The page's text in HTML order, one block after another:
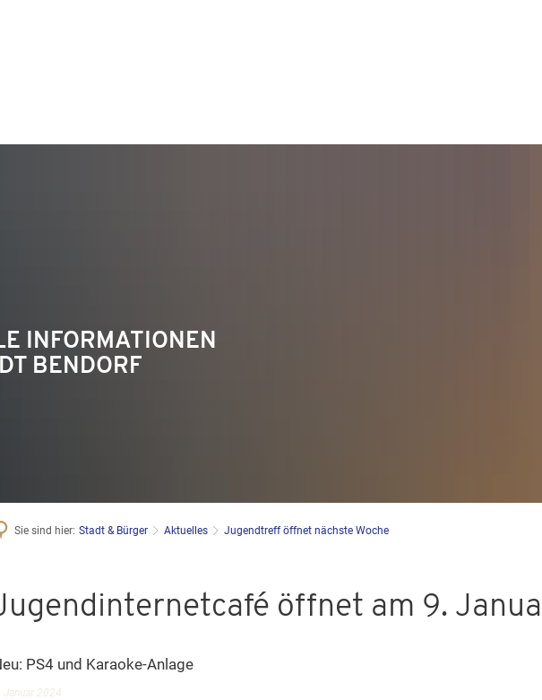
INFORMATIONEN
BENDORF
Sie sind hier: Stadt & Bürger Aktuelles Jugendtreff öffnet nächste Woche
öffnet am 9.
PS4 und Karaoke-Anlage
Januar 2024